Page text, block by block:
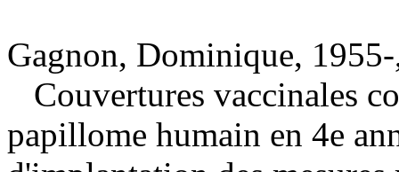
Gagnon, Dominique,
Couvertures vaccinales
papillome humain en 4e